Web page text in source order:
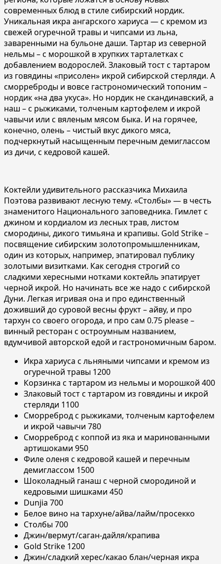
современных блюд в стиле сибирский нордик.
Уникальная икра ангарского хариуса — с кремом из
свежей огуречной травы и чипсами из льна,
заваренными на бульоне даши. Тартар из северной
нельмы – с морошкой в хрупких тарталетках с
добавлением водорослей. Злаковый тост с тартаром
из говядины «присолен» икрой сибирской стерляди. А
сморреброды и вовсе гастрономический топоним –
нордик «на два укуса». Но нордик не скандинавский, а
наш – с рыжиками, толченым картофелем и икрой
чавычи или с вяленым мясом быка. И на горячее,
конечно, олень – чистый вкус дикого мяса,
подчеркнутый насыщенным перечным демиглассом
из дичи, с кедровой кашей.
Коктейли удивительного рассказчика Михаила
Поэтова развивают лесную тему. «Столбы» — в честь
знаменитого Национального заповедника. Гимлет с
джином и кордиалом из лесных трав, листом
смородины, дикого тимьяна и крапивы. Gold Strike –
посвящение сибирским золотопромышленникам,
один из которых, например, эпатировал публику
золотыми визитками. Как сегодня строгий со
сладкими хересными нотками коктейль эпатирует
черной икрой. Но начинать все же надо с сибирской
Дуни. Легкая игривая она и про единственный
доживший до суровой весны фрукт – айву, и про
тархун со своего огорода, и про сам 0.75 please –
винный ресторан с остроумным названием,
вдумчивой авторской едой и гастрономичным баром.
Икра хариуса с льняными чипсами и кремом из
огуречной травы 1200
Корзинка с тартаром из нельмы и морошкой 400
Злаковый тост с тартаром из говядины и икрой
стерляди 1100
Сморреброд с рыжиками, толченым картофелем
и икрой чавычи 780
Сморреброд с коппой из яка и маринованными
артишоками 950
Филе оленя с кедровой кашей и перечным
демиглассом 1500
Шоколадный ганаш с черной смородиной и
кедровыми шишками 450
Dunjia 700
Белое вино на тархуне/айва/лайм/просекко
Столбы 700
Джин/вермут/саган-дайля/крапива
Gold Strike 1200
Джин/сладкий херес/какао блан/черная икра